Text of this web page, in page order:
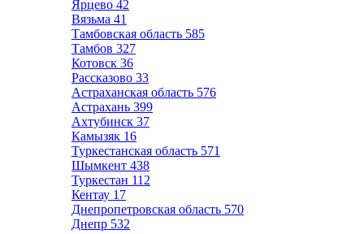
Ярцево 42
Вязьма 41
Тамбовская область 585
Тамбов 327
Котовск 36
Рассказово 33
Астраханская область 576
Астрахань 399
Ахтубинск 37
Камызяк 16
Туркестанская область 571
Шымкент 438
Туркестан 112
Кентау 17
Днепропетровская область 570
Днепр 532